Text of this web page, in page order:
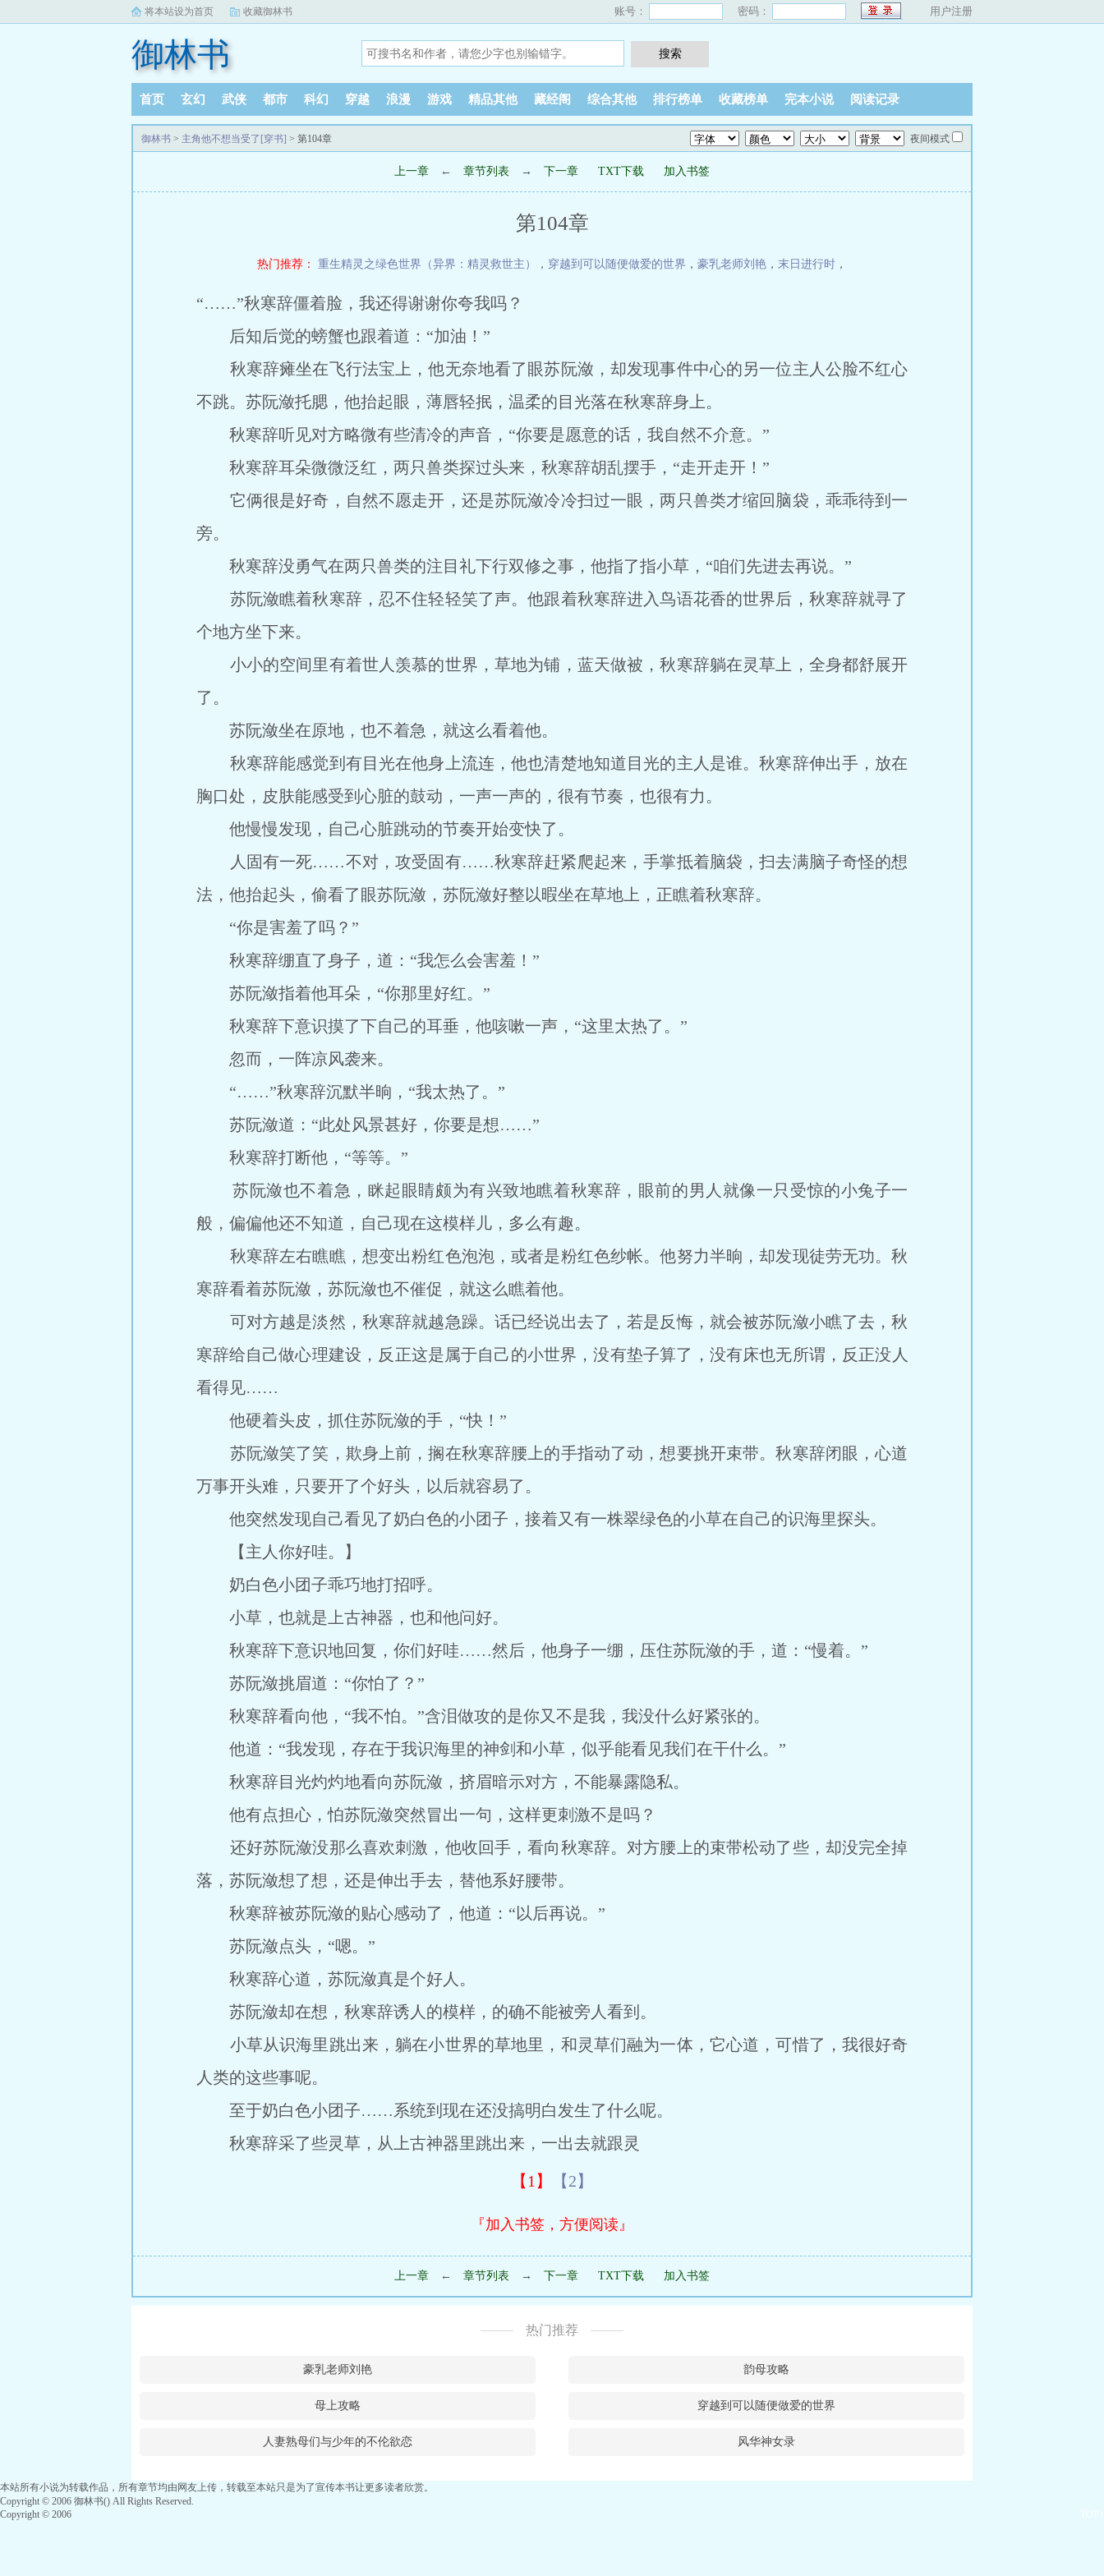
将本站设为首页 收藏御林书 账号： 密码： 用户注册
御林书
首页 玄幻 武侠 都市 科幻 穿越 浪漫 游戏 精品其他 藏经阁 综合其他 排行榜单 收藏榜单 完本小说 阅读记录
御林书 > 主角他不想当受了[穿书] > 第104章 夜间模式
上一章 ← 章节列表 → 下一章 TXT下载 加入书签
第104章
热门推荐： 重生精灵之绿色世界（异界：精灵救世主） ， 穿越到可以随便做爱的世界 ， 豪乳老师刘艳 ， 末日进行时 ，
“……”秋寒辞僵着脸，我还得谢谢你夸我吗？
后知后觉的螃蟹也跟着道：“加油！”
秋寒辞瘫坐在飞行法宝上，他无奈地看了眼苏阮潋，却发现事件中心的另一位主人公脸不红心
不跳。苏阮潋托腮，他抬起眼，薄唇轻抿，温柔的目光落在秋寒辞身上。
秋寒辞听见对方略微有些清冷的声音，“你要是愿意的话，我自然不介意。”
秋寒辞耳朵微微泛红，两只兽类探过头来，秋寒辞胡乱摆手，“走开走开！”
它俩很是好奇，自然不愿走开，还是苏阮潋冷冷扫过一眼，两只兽类才缩回脑袋，乖乖待到一
旁。
秋寒辞没勇气在两只兽类的注目礼下行双修之事，他指了指小草，“咱们先进去再说。”
苏阮潋瞧着秋寒辞，忍不住轻轻笑了声。他跟着秋寒辞进入鸟语花香的世界后，秋寒辞就寻了
个地方坐下来。
小小的空间里有着世人羡慕的世界，草地为铺，蓝天做被，秋寒辞躺在灵草上，全身都舒展开
了。
苏阮潋坐在原地，也不着急，就这么看着他。
秋寒辞能感觉到有目光在他身上流连，他也清楚地知道目光的主人是谁。秋寒辞伸出手，放在
胸口处，皮肤能感受到心脏的鼓动，一声一声的，很有节奏，也很有力。
他慢慢发现，自己心脏跳动的节奏开始变快了。
人固有一死……不对，攻受固有……秋寒辞赶紧爬起来，手掌抵着脑袋，扫去满脑子奇怪的想
法，他抬起头，偷看了眼苏阮潋，苏阮潋好整以暇坐在草地上，正瞧着秋寒辞。
“你是害羞了吗？”
秋寒辞绷直了身子，道：“我怎么会害羞！”
苏阮潋指着他耳朵，“你那里好红。”
秋寒辞下意识摸了下自己的耳垂，他咳嗽一声，“这里太热了。”
忽而，一阵凉风袭来。
“……”秋寒辞沉默半晌，“我太热了。”
苏阮潋道：“此处风景甚好，你要是想……”
秋寒辞打断他，“等等。”
苏阮潋也不着急，眯起眼睛颇为有兴致地瞧着秋寒辞，眼前的男人就像一只受惊的小兔子一
般，偏偏他还不知道，自己现在这模样儿，多么有趣。
秋寒辞左右瞧瞧，想变出粉红色泡泡，或者是粉红色纱帐。他努力半晌，却发现徒劳无功。秋
寒辞看着苏阮潋，苏阮潋也不催促，就这么瞧着他。
可对方越是淡然，秋寒辞就越急躁。话已经说出去了，若是反悔，就会被苏阮潋小瞧了去，秋
寒辞给自己做心理建设，反正这是属于自己的小世界，没有垫子算了，没有床也无所谓，反正没人
看得见……
他硬着头皮，抓住苏阮潋的手，“快！”
苏阮潋笑了笑，欺身上前，搁在秋寒辞腰上的手指动了动，想要挑开束带。秋寒辞闭眼，心道
万事开头难，只要开了个好头，以后就容易了。
他突然发现自己看见了奶白色的小团子，接着又有一株翠绿色的小草在自己的识海里探头。
【主人你好哇。】
奶白色小团子乖巧地打招呼。
小草，也就是上古神器，也和他问好。
秋寒辞下意识地回复，你们好哇……然后，他身子一绷，压住苏阮潋的手，道：“慢着。”
苏阮潋挑眉道：“你怕了？”
秋寒辞看向他，“我不怕。”含泪做攻的是你又不是我，我没什么好紧张的。
他道：“我发现，存在于我识海里的神剑和小草，似乎能看见我们在干什么。”
秋寒辞目光灼灼地看向苏阮潋，挤眉暗示对方，不能暴露隐私。
他有点担心，怕苏阮潋突然冒出一句，这样更刺激不是吗？
还好苏阮潋没那么喜欢刺激，他收回手，看向秋寒辞。对方腰上的束带松动了些，却没完全掉
落，苏阮潋想了想，还是伸出手去，替他系好腰带。
秋寒辞被苏阮潋的贴心感动了，他道：“以后再说。”
苏阮潋点头，“嗯。”
秋寒辞心道，苏阮潋真是个好人。
苏阮潋却在想，秋寒辞诱人的模样，的确不能被旁人看到。
小草从识海里跳出来，躺在小世界的草地里，和灵草们融为一体，它心道，可惜了，我很好奇
人类的这些事呢。
至于奶白色小团子……系统到现在还没搞明白发生了什么呢。
秋寒辞采了些灵草，从上古神器里跳出来，一出去就跟灵
【1】 【2】
『加入书签，方便阅读』
上一章 ← 章节列表 → 下一章 TXT下载 加入书签
热门推荐
豪乳老师刘艳 韵母攻略
母上攻略 穿越到可以随便做爱的世界
人妻熟母们与少年的不伦欲恋 风华神女录
本站所有小说为转载作品，所有章节均由网友上传，转载至本站只是为了宣传本书让更多读者欣赏。
Copyright © 2006 御林书() All Rights Reserved.
Copyright © 2006